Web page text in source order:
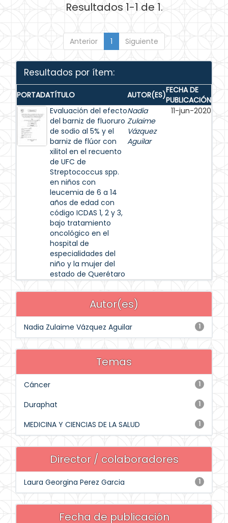
Resultados 1-1 de 1.
Anterior 1 Siguiente
Resultados por ítem:
PORTADATÍTULO AUTOR(ES)FECHA DE
PUBLICACIÓN
Evaluación del efecto
del barniz de fluoruro
de sodio al 5% y el
barniz de flúor con
xilitol en el recuento
de UFC de
Streptococcus spp.
en niños con
leucemia de 6 a 14
años de edad con
código ICDAS 1, 2 y 3,
bajo tratamiento
oncológico en el
hospital de
especialidades del
niño y la mujer del
estado de Querétaro
Nadia
Zulaime
Vázquez
Aguilar
11-jun-2020
Autor(es)
1
Nadia Zulaime Vázquez Aguilar
Temas
1
Cáncer
1
Duraphat
1
MEDICINA Y CIENCIAS DE LA SALUD
Director / colaboradores
1
Laura Georgina Perez Garcia
Fecha de publicación